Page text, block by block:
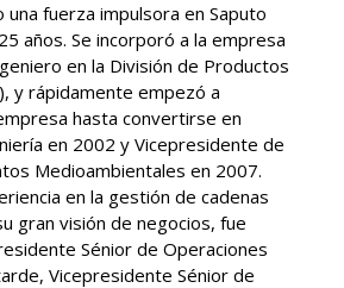
una fuerza impulsora en Saputo
años. Se incorporó a la empresa
en la División de Productos
y rápidamente empezó a
hasta convertirse en
en 2002 y Vicepresidente de
Medioambientales en 2007.
en la gestión de cadenas
gran visión de negocios, fue
Sénior de Operaciones
Vicepresidente Sénior de